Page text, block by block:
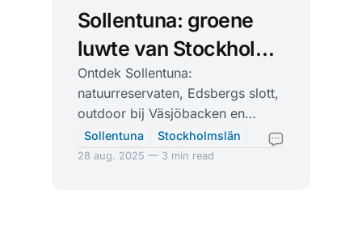
Sollentuna: groene
luwte van Stockholm
met baai, bossen en
pistes
Ontdek Sollentuna:
natuurreservaten, Edsbergs slott,
outdoor bij Väsjöbacken en
winkelplezier in Tureberg. Perfect
bereikbaar met pendeltåg.
Sollentuna Stockholmslän
28 aug. 2025 — 3 min read